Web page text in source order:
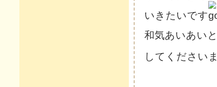
いきたいです
和気あいあい
してください